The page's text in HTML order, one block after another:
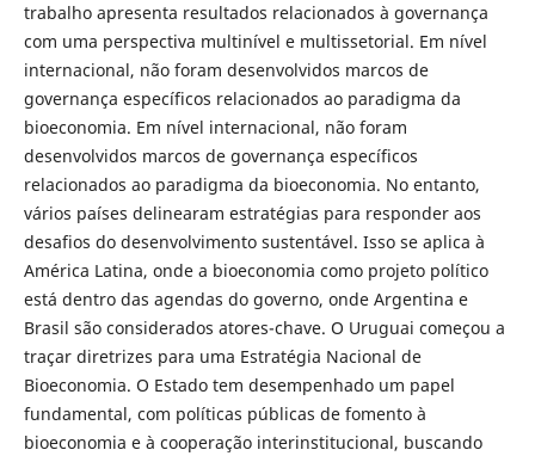
trabalho apresenta resultados relacionados à governança
com uma perspectiva multinível e multissetorial. Em nível
internacional, não foram desenvolvidos marcos de
governança específicos relacionados ao paradigma da
bioeconomia. Em nível internacional, não foram
desenvolvidos marcos de governança específicos
relacionados ao paradigma da bioeconomia. No entanto,
vários países delinearam estratégias para responder aos
desafios do desenvolvimento sustentável. Isso se aplica à
América Latina, onde a bioeconomia como projeto político
está dentro das agendas do governo, onde Argentina e
Brasil são considerados atores-chave. O Uruguai começou a
traçar diretrizes para uma Estratégia Nacional de
Bioeconomia. O Estado tem desempenhado um papel
fundamental, com políticas públicas de fomento à
bioeconomia e à cooperação interinstitucional, buscando